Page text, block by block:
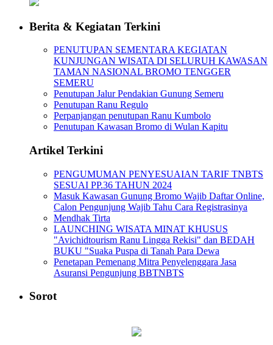
Berita & Kegiatan Terkini
PENUTUPAN SEMENTARA KEGIATAN
KUNJUNGAN WISATA DI SELURUH KAWASAN
TAMAN NASIONAL BROMO TENGGER
SEMERU
Penutupan Jalur Pendakian Gunung Semeru
Penutupan Ranu Regulo
Perpanjangan penutupan Ranu Kumbolo
Penutupan Kawasan Bromo di Wulan Kapitu
Artikel Terkini
PENGUMUMAN PENYESUAIAN TARIF TNBTS
SESUAI PP.36 TAHUN 2024
Masuk Kawasan Gunung Bromo Wajib Daftar Online,
Calon Pengunjung Wajib Tahu Cara Registrasinya
Mendhak Tirta
LAUNCHING WISATA MINAT KHUSUS
"Avichidtourism Ranu Lingga Rekisi" dan BEDAH
BUKU "Suaka Puspa di Tanah Para Dewa
Penetapan Pemenang Mitra Penyelenggara Jasa
Asuransi Pengunjung BBTNBTS
Sorot